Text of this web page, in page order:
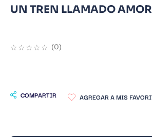
UN TREN LLAMADO AMOR
☆☆☆☆☆ (0)
COMPARTIR